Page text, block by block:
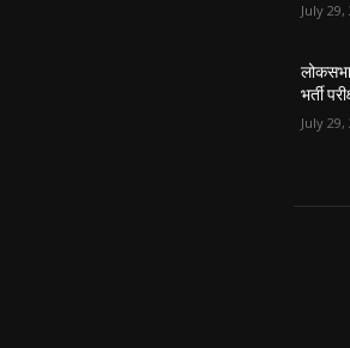
July 29,
भर्ती
July 29,